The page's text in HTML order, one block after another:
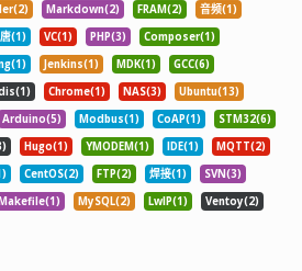
Markdown(2) FRAM(2)
音频(1)
(1) VC(1) PHP(3)
Composer(1)
Jenkins(1) MDK(1)
GCC(6)
Chrome(1) NAS(3)
Ubuntu(13)
Arduino(5) Modbus(1) CoAP(1)
STM32(6)
Hugo(1) YMODEM(1) IDE(1)
MQTT(2)
CentOS(2) FTP(2) 焊接(1)
SVN(3)
MySQL(2) LwIP(1)
Ventoy(2)